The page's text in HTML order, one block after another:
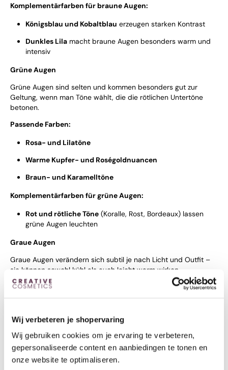
Wij verbeteren je shopervaring
Wij gebruiken cookies om je ervaring te verbeteren,
gepersonaliseerde content en aanbiedingen te tonen en
onze website te optimaliseren.
Komplementärfarben für braune Augen:
Königsblau und Kobaltblau erzeugen starken Kontrast
Dunkles Lila macht braune Augen besonders warm und
intensiv
Grüne Augen
Grüne Augen sind selten und kommen besonders gut zur
Geltung, wenn man Töne wählt, die die rötlichen Untertöne
betonen.
Passende Farben:
Rosa- und Lilatöne
Warme Kupfer- und Roségoldnuancen
Braun- und Karamelltöne
Komplementärfarben für grüne Augen:
Rot und rötliche Töne (Koralle, Rost, Bordeaux) lassen
grüne Augen leuchten
Graue Augen
Graue Augen verändern sich subtil je nach Licht und Outfit –
sie können sowohl kühl als auch leicht warm wirken.
Passende Farben:
Lavendel und zarte Lilatöne
Silber und kühle Metallic-Nuancen
Zarte Rosa- und Beerenfarben